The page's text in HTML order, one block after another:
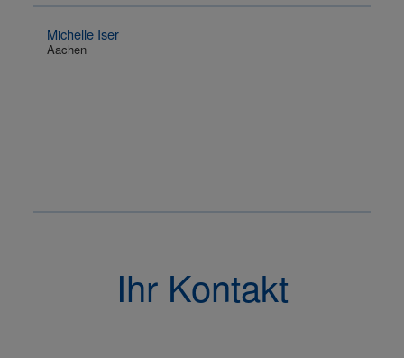
Michelle Iser
Aachen
Ihr Kontakt